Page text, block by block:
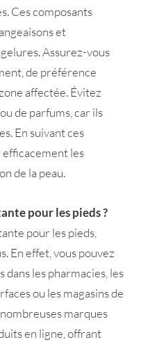
Ces composants
et
Assurez-vous
de préférence
affectée. Évitez
de parfums, car ils
En suivant ces
efficacement les
de la peau.
pour les pieds ?
pour les pieds,
En effet, vous pouvez
les pharmacies, les
ou les magasins de
marques
en ligne, offrant